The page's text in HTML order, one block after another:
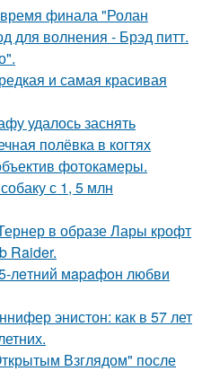
финала "Ролан
для волнения - Брэд питт.
и самая красивая
удалось заснять
полёвка в когтях
фотокамеры.
с 1, 5 млн
в образе Лары крофт
Raider.
лeтний мapaфoн любви
энистон: как в 57 лет
Взглядом" после